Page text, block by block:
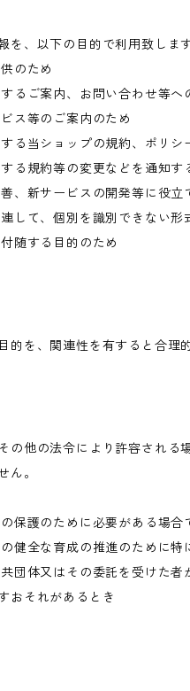
、以下の目的で利用致します
のため
るご案内、お問い合わせ等へ
ス等のご案内のため
る当ショップの規約、ポリ
る規約等の変更などを通知す
、新サービスの開発等に役立
して、個別を識別できない
随する目的のため
的を、関連性を有すると合理
の他の法令により許容される
ん。
保護のために必要がある場
健全な育成の推進のために
共団体又はその委託を受けた
おそれがあるとき